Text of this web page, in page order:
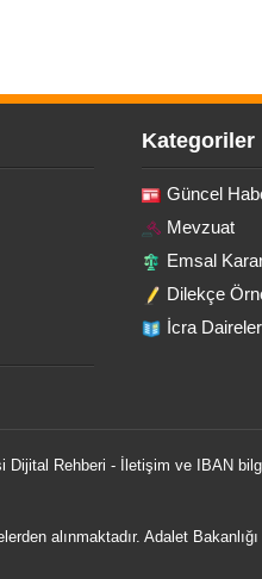
Kategoriler
Güncel
Mevzuat
Emsal
Dilekçe
İcra
Dijital Rehberi - İletişim ve IBAN
alınmaktadır. Adalet Bakanlığı